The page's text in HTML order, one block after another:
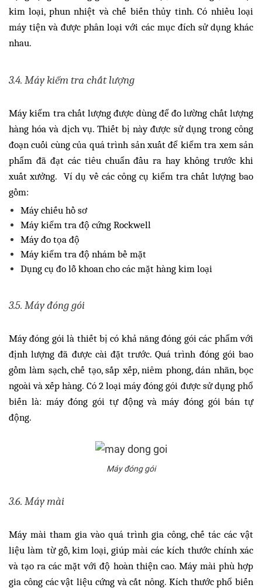
kim loại, phun nhiệt và chế biến thủy tinh. Có nhiều loại
máy tiện và được phân loại với các mục đích sử dụng khác
nhau.
3.4. Máy kiểm tra chất lượng
Máy kiểm tra chất lượng được dùng để đo lường chất lượng
hàng hóa và dịch vụ. Thiết bị này được sử dụng trong công
đoạn cuối cùng của quá trình sản xuất để kiểm tra xem sản
phẩm đã đạt các tiêu chuẩn đầu ra hay không trước khi
xuất xưởng. Ví dụ về các công cụ kiểm tra chất lượng bao
gồm:
Máy chiếu hồ sơ
Máy kiểm tra độ cứng Rockwell
Máy đo tọa độ
Máy kiểm tra độ nhám bề mặt
Dụng cụ đo lỗ khoan cho các mặt hàng kim loại
3.5. Máy đóng gói
Máy đóng gói là thiết bị có khả năng đóng gói các phẩm với
định lượng đã được cài đặt trước. Quá trình đóng gói bao
gồm làm sạch, chế tạo, sắp xếp, niêm phong, dán nhãn, bọc
ngoài và xếp hàng. Có 2 loại máy đóng gói được sử dụng phổ
biến là: máy đóng gói tự động và máy đóng gói bán tự
động.
Máy đóng gói​​​​​​
3.6. Máy mài
Máy mài tham gia vào quá trình gia công, chế tác các vật
liệu làm từ gỗ, kim loại, giúp mài các kích thước chính xác
và tạo ra các mặt với độ hoàn thiện cao. Máy mài phù hợp
gia công các vật liệu cứng và cắt nông. Kích thước phổ biến